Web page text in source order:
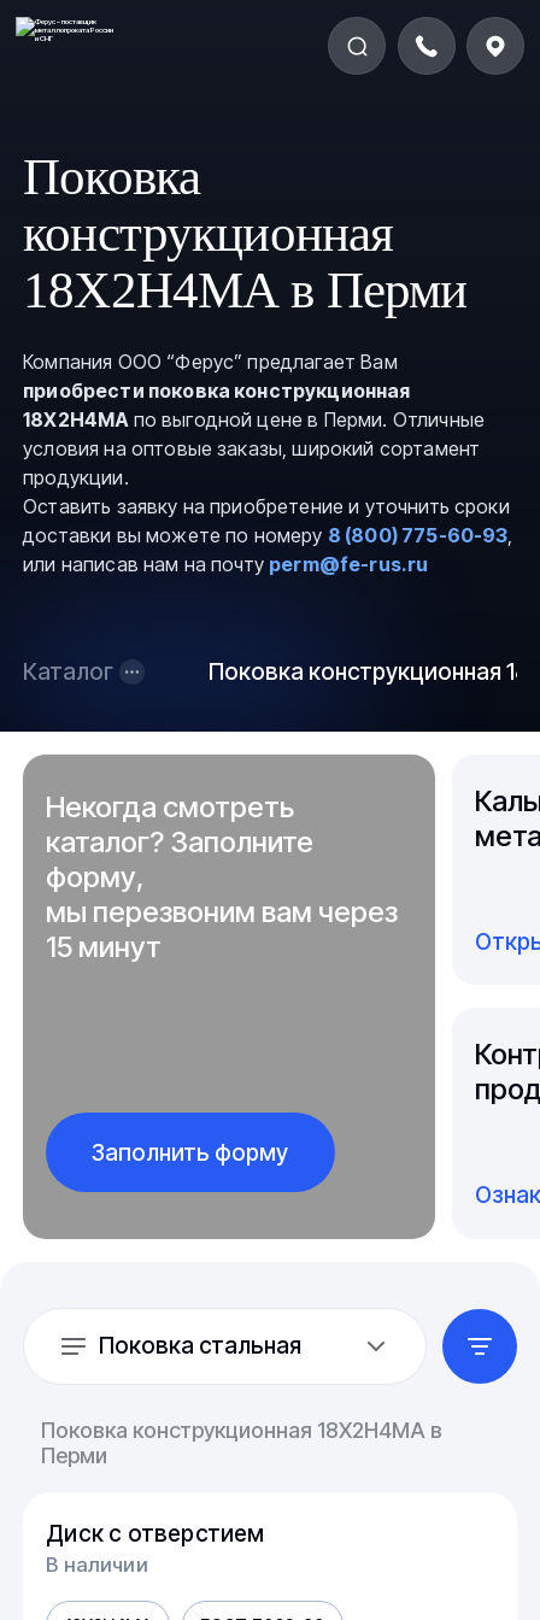
Поковка
конструкционная
18Х2Н4МА в Перми
Компания ООО “Ферус” предлагает Вам
приобрести поковка конструкционная
18Х2Н4МА по выгодной цене в Перми. Отличные
условия на оптовые заказы, широкий сортамент
продукции.
Оставить заявку на приобретение и уточнить сроки
доставки вы можете по номеру 8 (800) 775-60-93,
или написав нам на почту perm@fe-rus.ru
Каталог Поковка конструкционная
Некогда смотреть
каталог? Заполните
форму,
мы перезвоним вам через
15 минут
Заполнить форму
Поковка стальная
Поковка конструкционная 18Х2Н4МА в
Перми
Диск с отверстием
В наличии